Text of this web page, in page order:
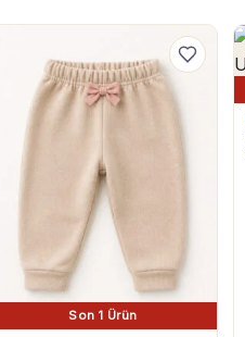
Son 1 Ürün